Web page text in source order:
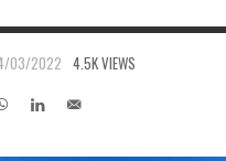
03/2022 4.5K VIEWS